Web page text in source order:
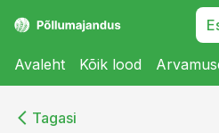
Avaleht Kõik lood
Tagasi